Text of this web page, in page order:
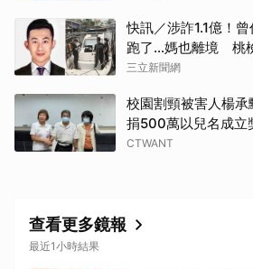
快訊／涉詐1.1億！
跑了…媽也離境 桃
三立新聞網
校園割頸被害人楊
捐500萬以兒名成立
CTWANT
查看更多鏡報
最近1小時結果